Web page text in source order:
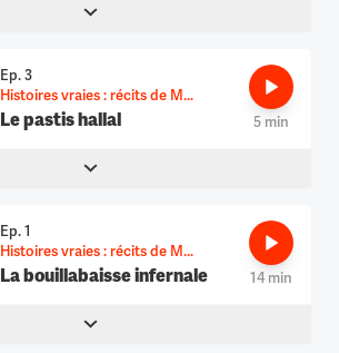
Le pastis hallal
Histoires vraies : récits de M...
Ep. 3
5 min
La bouillabaisse infernale
Histoires vraies : récits de M...
Ep. 1
14 min